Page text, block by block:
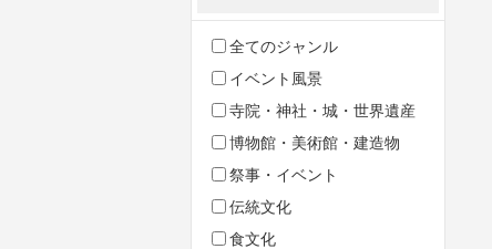
全てのジャンル
イベント風景
寺院・神社・城・世界遺産
博物館・美術館・建造物
祭事・イベント
伝統文化
食文化